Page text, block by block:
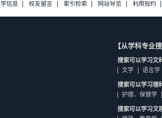
信息 校友留言 索引检索 网站导览 利用规约
【从学科专业搜
搜索可以学习文
文学
语言学
搜索可以学习理
护理、保健学
搜索可以学习文